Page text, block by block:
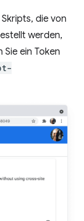
die von
werden,
Sie ein Token